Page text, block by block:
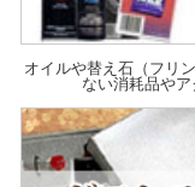
オイルや替え石（フリ
ない消耗品やア